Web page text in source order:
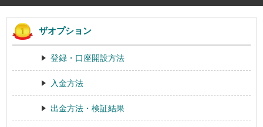
ザオプション
登録・口座開設方法
入金方法
出金方法・検証結果